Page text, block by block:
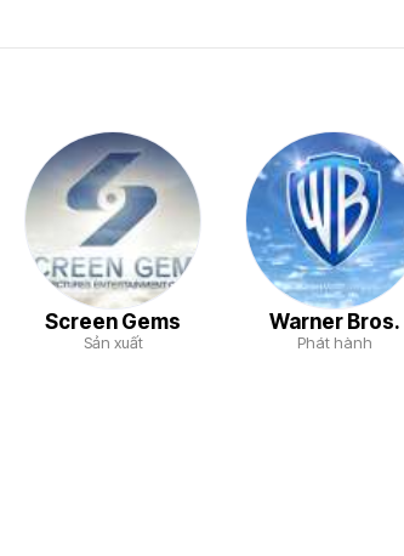
Screen Gems
Sản xuất
Warner Bros.
Phát hành